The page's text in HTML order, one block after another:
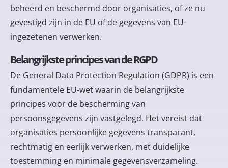
beheerd en beschermd door organisaties, of ze nu
gevestigd zijn in de EU of de gegevens van EU-
ingezetenen verwerken.
Belangrijkste principes van de RGPD
De General Data Protection Regulation (GDPR) is een
fundamentele EU-wet waarin de belangrijkste
principes voor de bescherming van
persoonsgegevens zijn vastgelegd. Het vereist dat
organisaties persoonlijke gegevens transparant,
rechtmatig en eerlijk verwerken, met duidelijke
toestemming en minimale gegevensverzameling.